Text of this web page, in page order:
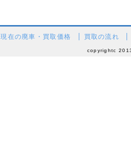
現在の廃車・買取価格 買取の流れ
copyrightc